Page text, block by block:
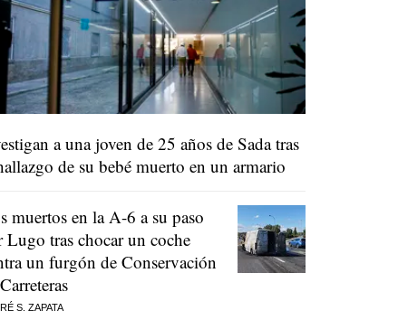
a una joven de 25 años de Sada tras
de su bebé muerto en un armario
muertos en la A-6 a su paso
Lugo tras chocar un coche
un furgón de Conservación
S. ZAPATA